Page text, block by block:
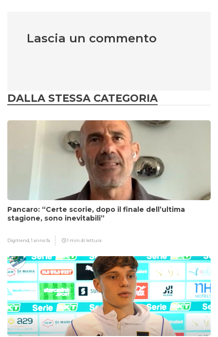
Lascia un commento
DALLA STESSA CATEGORIA
Pancaro: “Certe scorie, dopo il finale dell’ultima
stagione, sono inevitabili”
Digitrend,1 anno fa 1 min di lettura